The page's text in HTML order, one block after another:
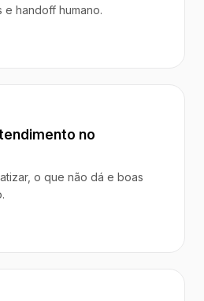
e handoff humano.
no
o que não dá e boas